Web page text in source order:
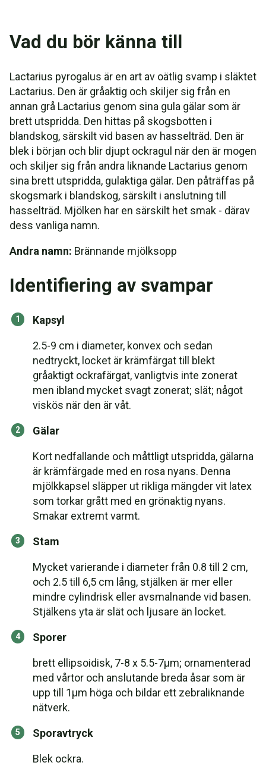
Vad du bör känna till
Lactarius pyrogalus är en art av oätlig svamp i släktet
Lactarius. Den är gråaktig och skiljer sig från en
annan grå Lactarius genom sina gula gälar som är
brett utspridda. Den hittas på skogsbotten i
blandskog, särskilt vid basen av hasselträd. Den är
blek i början och blir djupt ockragul när den är mogen
och skiljer sig från andra liknande Lactarius genom
sina brett utspridda, gulaktiga gälar. Den påträffas på
skogsmark i blandskog, särskilt i anslutning till
hasselträd. Mjölken har en särskilt het smak - därav
dess vanliga namn.
Andra namn: Brännande mjölksopp
Identifiering av svampar
Kapsyl
2.5-9 cm i diameter, konvex och sedan
nedtryckt, locket är krämfärgat till blekt
gråaktigt ockrafärgat, vanligtvis inte zonerat
men ibland mycket svagt zonerat; slät; något
viskös när den är våt.
Gälar
Kort nedfallande och måttligt utspridda, gälarna
är krämfärgade med en rosa nyans. Denna
mjölkkapsel släpper ut rikliga mängder vit latex
som torkar grått med en grönaktig nyans.
Smakar extremt varmt.
Stam
Mycket varierande i diameter från 0.8 till 2 cm,
och 2.5 till 6,5 cm lång, stjälken är mer eller
mindre cylindrisk eller avsmalnande vid basen.
Stjälkens yta är slät och ljusare än locket.
Sporer
brett ellipsoidisk, 7-8 x 5.5-7µm; ornamenterad
med vårtor och anslutande breda åsar som är
upp till 1µm höga och bildar ett zebraliknande
nätverk.
Sporavtryck
Blek ockra.